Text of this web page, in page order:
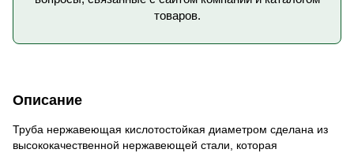
товаров.
Описание
Труба нержавеющая кислотостойкая диаметром сделана из
высококачественной нержавеющей стали, которая